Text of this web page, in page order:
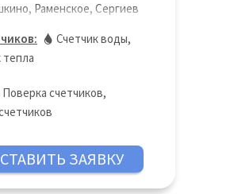
Раменское, Сергиев
Счетчик воды,
тепла
Поверка счетчиков,